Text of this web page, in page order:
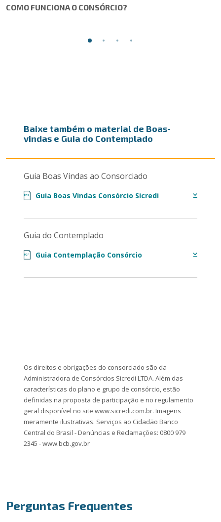
COMO FUNCIONA O CONSÓRCIO?
Baixe também o material de Boas-
vindas e Guia do Contemplado
Guia Boas Vindas ao Consorciado
Guia Boas Vindas Consórcio Sicredi
PDF
Guia do Contemplado
Guia Contemplação Consórcio
PDF
Os direitos e obrigações do consorciado são da
Administradora de Consórcios Sicredi LTDA. Além das
características do plano e grupo de consórcio, estão
definidas na proposta de participação e no regulamento
geral disponível no site www.sicredi.com.br. Imagens
meramente ilustrativas. Serviços ao Cidadão Banco
Central do Brasil - Denúncias e Reclamações: 0800 979
2345 - www.bcb.gov.br
Perguntas Frequentes